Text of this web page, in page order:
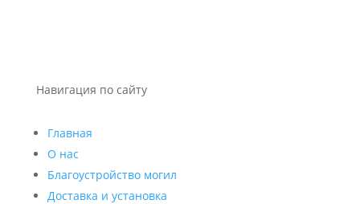
Навигация по сайту
Главная
О нас
Благоустройство могил
Доставка и установка